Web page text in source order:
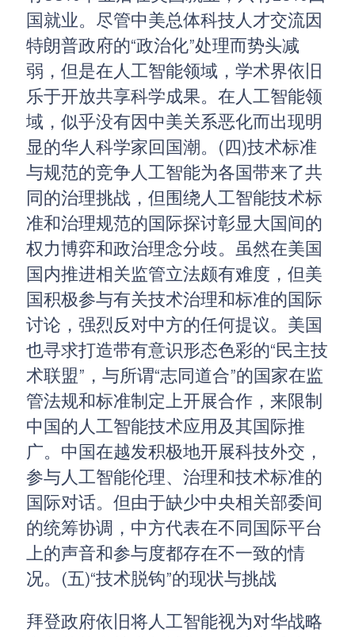
国就业。尽管中美总体科技人才交流因
特朗普政府的“政治化”处理而势头减
弱，但是在人工智能领域，学术界依旧
乐于开放共享科学成果。在人工智能领
域，似乎没有因中美关系恶化而出现明
显的华人科学家回国潮。(四)技术标准
与规范的竞争人工智能为各国带来了共
同的治理挑战，但围绕人工智能技术标
准和治理规范的国际探讨彰显大国间的
权力博弈和政治理念分歧。虽然在美国
国内推进相关监管立法颇有难度，但美
国积极参与有关技术治理和标准的国际
讨论，强烈反对中方的任何提议。美国
也寻求打造带有意识形态色彩的“民主技
术联盟”，与所谓“志同道合”的国家在监
管法规和标准制定上开展合作，来限制
中国的人工智能技术应用及其国际推
广。中国在越发积极地开展科技外交，
参与人工智能伦理、治理和技术标准的
国际对话。但由于缺少中央相关部委间
的统筹协调，中方代表在不同国际平台
上的声音和参与度都存在不一致的情
况。(五)“技术脱钩”的现状与挑战
拜登政府依旧将人工智能视为对华战略